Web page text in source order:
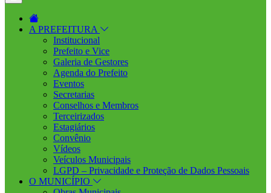
A PREFEITURA
Institucional
Prefeito e Vice
Galeria de Gestores
Agenda do Prefeito
Eventos
Secretarias
Conselhos e Membros
Terceirizados
Estagiários
Convênio
Vídeos
Veículos Municipais
LGPD – Privacidade e Proteção de Dados Pessoais
O MUNICÍPIO